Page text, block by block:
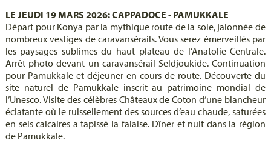
LE JEUDI 19 MARS 2026: CAPPADOCE - PAMUKKALE
Départ pour Konya par la mythique route de la soie, jalonnée de
nombreux vestiges de caravansérails. Vous serez émerveillés par
les paysages sublimes du haut plateau de l’Anatolie Centrale.
Arrêt photo devant un caravansérail Seldjoukide. Continuation
pour Pamukkale et déjeuner en cours de route. Découverte du
site naturel de Pamukkale inscrit au patrimoine mondial de
l’Unesco. Visite des célèbres Châteaux de Coton d’une blancheur
éclatante où le ruissellement des sources d’eau chaude, saturées
en sels calcaires a tapissé la falaise. Dîner et nuit dans la région
de Pamukkale.